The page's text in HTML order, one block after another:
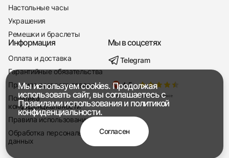
+7 916 221-22-37
Мы насвязи 08:00 — 19:00
Настольные часы
Украшения
Ремешки и браслеты
Информация
Оплата и доставка
Гарантийные обязательства
Правила возврата товара
Политика
конфиденциальности
Правила использования
Обработка персональных
данных
Мы в соцсетях
Telegram
Мы используем cookies. Продолжая
использовать сайт, вы соглашаетесь с
Правилами использованияи политикой
конфиденциальности.
Согласен